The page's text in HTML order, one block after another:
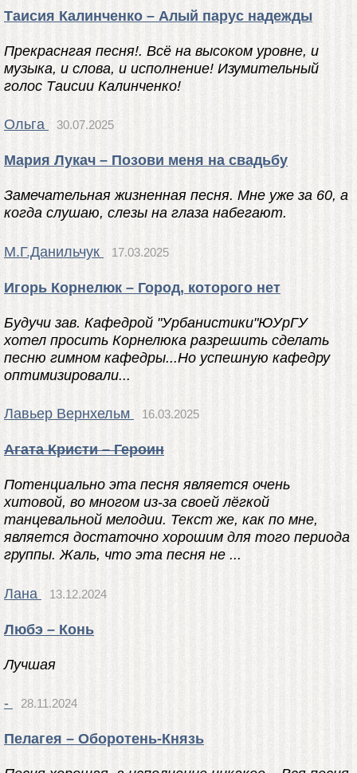
Таисия Калинченко – Алый парус надежды
Прекраснгая песня!. Всё на высоком уровне, и
музыка, и слова, и исполнение! Изумительный
голос Таисии Калинченко!
Ольга 30.07.2025
Мария Лукач – Позови меня на свадьбу
Замечательная жизненная песня. Мне уже за 60, а
когда слушаю, слезы на глаза набегают.
М.Г.Данильчук 17.03.2025
Игорь Корнелюк – Город, которого нет
Будучи зав. Кафедрой "Урбанистики"ЮУрГУ
хотел просить Корнелюка разрешить сделать
песню гимном кафедры...Но успешную кафедру
оптимизировали...
Лавьер Вернхельм 16.03.2025
Агата Кристи – Героин
Потенциально эта песня является очень
хитовой, во многом из-за своей лёгкой
танцевальной мелодии. Текст же, как по мне,
является достаточно хорошим для того периода
группы. Жаль, что эта песня не ...
Лана 13.12.2024
Любэ – Конь
Лучшая
- 28.11.2024
Пелагея – Оборотень-Князь